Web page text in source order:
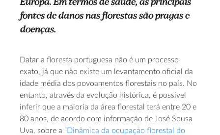
Europa. Em termos de saúde, as principais
fontes de danos nas florestas são pragas e
doenças.
Datar a floresta portuguesa não é um processo
exato, já que não existe um levantamento oficial da
idade média dos povoamentos florestais no país. No
entanto, através da evolução histórica, é possível
inferir que a maioria da área florestal terá entre 20 e
80 anos, de acordo com informação de José Sousa
Uva, sobre a “Dinâmica da ocupação florestal do